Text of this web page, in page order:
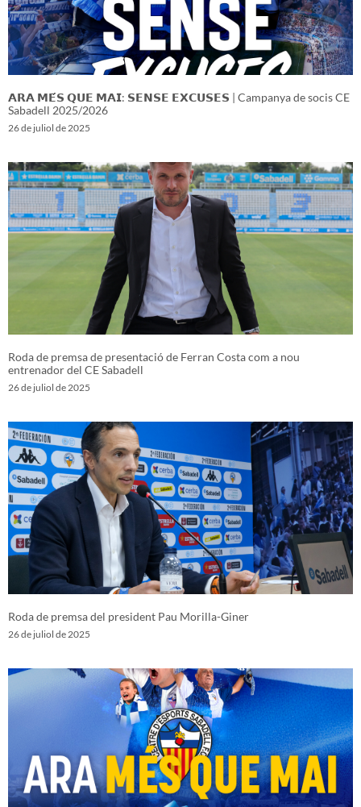
𝗔𝗥𝗔 𝗠𝗘́𝗦 𝗤𝗨𝗘 𝗠𝗔𝗜: 𝗦𝗘𝗡𝗦𝗘 𝗘𝗫𝗖𝗨𝗦𝗘𝗦 | Campanya de socis CE
Sabadell 2025/2026
26 de juliol de 2025
Roda de premsa de presentació de Ferran Costa com a nou
entrenador del CE Sabadell
26 de juliol de 2025
Roda de premsa del president Pau Morilla-Giner
26 de juliol de 2025